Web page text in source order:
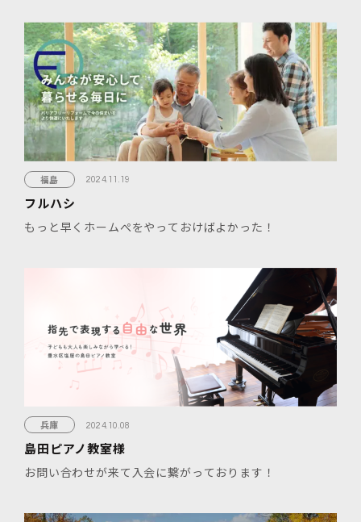
福島 2024.11.19
フルハシ
もっと早くホームぺをやっておけばよかった！
兵庫 2024.10.08
島田ピアノ教室様
お問い合わせが来て入会に繋がっております！